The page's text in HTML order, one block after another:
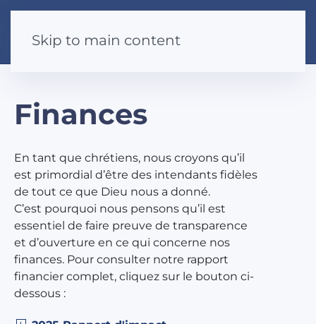
Skip to main content
Finances
En tant que chrétiens, nous croyons qu’il
est primordial d’être des intendants fidèles
de tout ce que Dieu nous a donné.
C’est pourquoi nous pensons qu’il est
essentiel de faire preuve de transparence
et d’ouverture en ce qui concerne nos
finances. Pour consulter notre rapport
financier complet, cliquez sur le bouton ci-
dessous :